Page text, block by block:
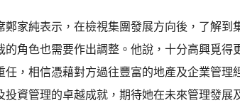
鄭家純表示，在檢視集團發展方向後，了解到
的角色也需要作出調整。他說，十分高興覓得
任，相信憑藉對方過往豐富的地產及企業管理
投資管理的卓越成就，期待她在未來管理發展